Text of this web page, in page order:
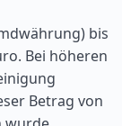
bis
Bei höheren
Betrag von